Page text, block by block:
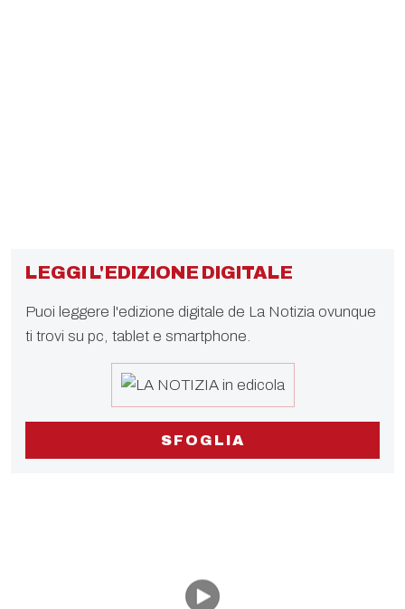
LEGGI L'EDIZIONE DIGITALE
Puoi leggere l'edizione digitale de La Notizia ovunque
ti trovi su pc, tablet e smartphone.
SFOGLIA